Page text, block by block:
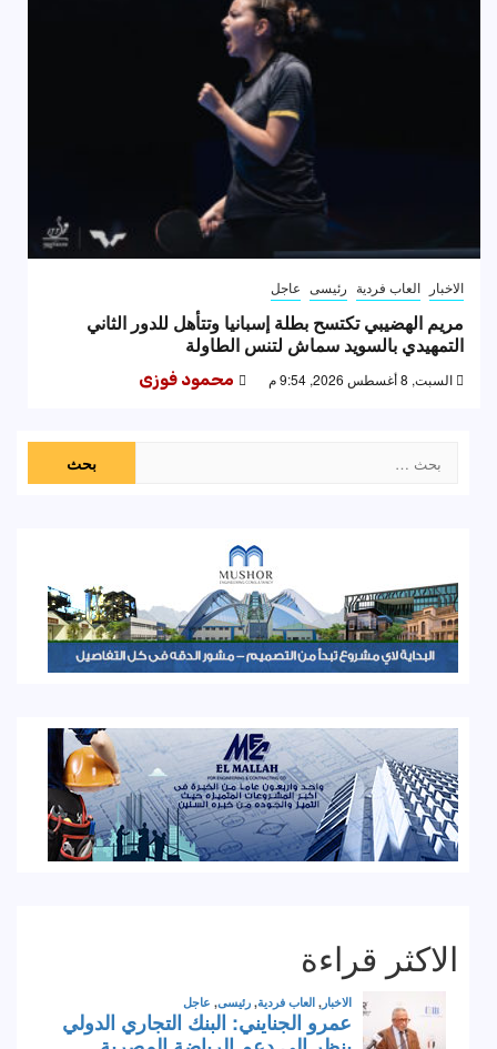
الاخبار العاب فردية رئيسى عاجل
مريم الهضيبي تكتسح بطلة إسبانيا وتتأهل للدور الثاني
التمهيدي بالسويد سماش لتنس الطاولة
السبت, 8 أغسطس 2026, 9:54 م محمود فوزى
عن:
الاكثر قراءة